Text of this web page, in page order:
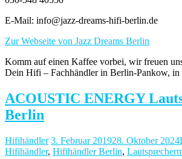
E-Mail: info@jazz-dreams-hifi-berlin.de
Zur Webseite von Jazz Dreams Berlin
Komm auf einen Kaffee vorbei, wir freuen
Dein Hifi – Fachhändler in Berlin-Pankow, in
ACOUSTIC ENERGY
Berlin
Hifihändler 3. Februar 201928. Oktober 2024
Hifihändler, Hifihändler Berlin,